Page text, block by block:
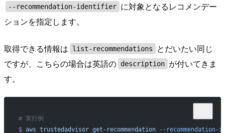
--recommendation-identifier に対象となるレコメンデー
ションを指定します。
取得できる情報は list-recommendations
とだいたい同じ
ですが、こちらの場合は英語の description が付いてきま
す。
# 実行例
$ aws trustedadvisor get-recommendation --